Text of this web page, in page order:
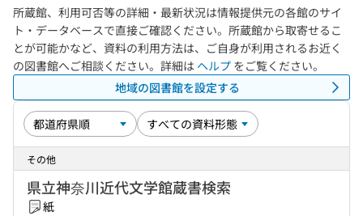
所蔵館、利用可否等の詳細・最新状況は情報提供元の各館のサイ
ト・データベースで直接ご確認ください。所蔵館から取寄せるこ
とが可能かなど、資料の利用方法は、ご自身が利用されるお近く
の図書館へご相談ください。詳細は ヘルプ をご覧ください。
地域の図書館を設定する
その他
県立神奈川近代文学館蔵書検索
紙